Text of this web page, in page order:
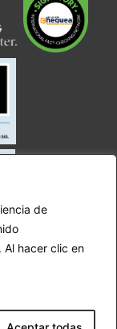
de
Al hacer clic en